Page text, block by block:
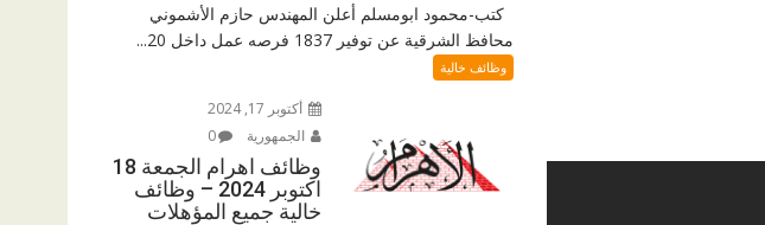
كتب-محمود ابومسلم أعلن المهندس حازم الأشموني
محافظ الشرقية عن توفير 1837 فرصه عمل داخل 20...
وظائف خالية
أكتوبر 17, 2024
الجمهورية
0
وظائف اهرام الجمعة 18
اكتوبر 2024 – وظائف
خالية جميع المؤهلات